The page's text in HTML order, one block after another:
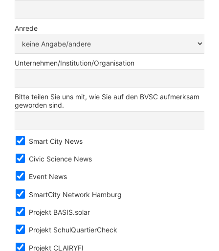
Anrede
Unternehmen/Institution/Organisation
Bitte teilen Sie uns mit, wie Sie auf den BVSC aufmerksam
geworden sind.
Smart City News
Civic Science News
Event News
SmartCity Network Hamburg
Projekt BASIS.solar
Projekt SchulQuartierCheck
Projekt CLAIRYFI